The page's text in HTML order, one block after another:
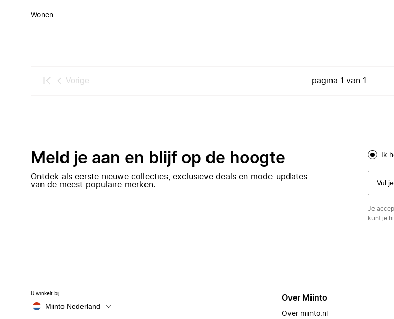
Wonen
Vorige pagina 1 van 1
Meld je aan en blijf op de hoogte
Ontdek als eerste nieuwe collecties, exclusieve deals en mode-updates
van de meest populaire merken.
Ik
Je
kunt je
U winkelt bij
Miinto Nederland
Over Miinto
Over miinto.nl